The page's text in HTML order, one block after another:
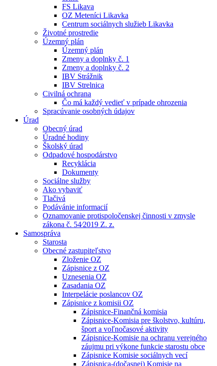
FS Likava
OZ Meteníci Likavka
Centrum sociálnych služieb Likavka
Životné prostredie
Územný plán
Územný plán
Zmeny a doplnky č. 1
Zmeny a doplnky č. 2
IBV Strážnik
IBV Strelnica
Civilná ochrana
Čo má každý vedieť v prípade ohrozenia
Spracúvanie osobných údajov
Úrad
Obecný úrad
Úradné hodiny
Školský úrad
Odpadové hospodárstvo
Recyklácia
Dokumenty
Sociálne služby
Ako vybaviť
Tlačivá
Podávánie informacií
Oznamovanie protispoločenskej činnosti v zmysle
zákona č. 54⁄2019 Z. z.
Samospráva
Starosta
Obecné zastupiteľstvo
Zloženie OZ
Zápisnice z OZ
Uznesenia OZ
Zasadania OZ
Interpelácie poslancov OZ
Zápisnice z komisii OZ
Zápisnice-Finančná komisia
Zápisnice-Komisia pre školstvo, kultúru,
šport a voľnočasové aktivity
Zápisnice-Komisie na ochranu verejného
záujmu pri výkone funkcie starostu obce
Zápisnice Komisie sociálnych vecí
Zápisnica-(dočasnej) Komisie na